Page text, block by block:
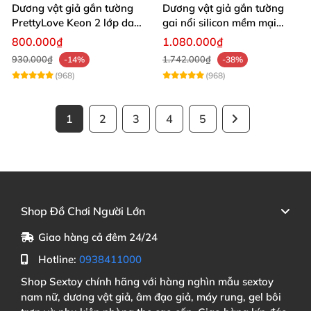
Dương vật giả gắn tường
PrettyLove Keon 2 lớp da
silicon mềm
800.000₫
930.000₫
-14%
(968)
Dương vật giả gắn tường
gai nổi silicon mềm mại
tăng khoái cảm
1.080.000₫
1.742.000₫
-38%
(968)
1 2 3 4 5
Shop Đồ Chơi Người Lớn
Giao hàng cả đêm 24/24
Hotline: 0938411000
Shop Sextoy chính hãng với hàng nghìn mẫu sextoy
nam nữ, dương vật giả, âm đạo giả, máy rung, gel bôi